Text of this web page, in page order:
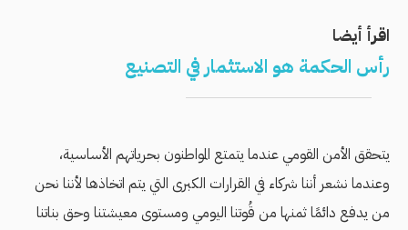
اقرأ أيضا
رأس الحكمة هو الاستثمار في التصنيع
يتحقق الأمن القومي عندما يتمتع المواطنون بحرياتهم الأساسية،
وعندما نشعر أننا شركاء في القرارات الكبرى التي يتم اتخاذها لأننا نحن
من يدفع دائمًا ثمنها من قُوتنا اليومي ومستوى معيشتنا وحق بناتنا